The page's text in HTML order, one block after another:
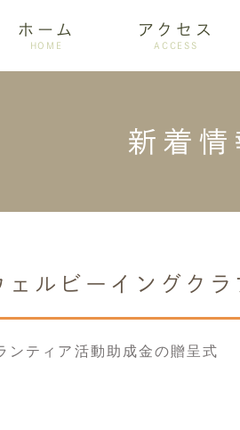
ホーム
HOME
アクセス
ACCESS
新着情
ルビーイングクラ
ティア活動助成金の贈呈式